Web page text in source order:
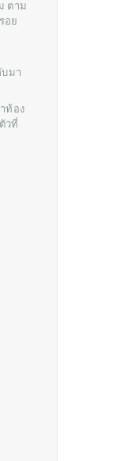
ตาม
อย
มา
ท้อง
วที่